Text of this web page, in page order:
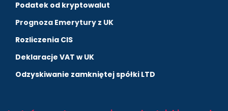
Podatek od kryptowalut
Prognoza Emerytury z UK
Rozliczenia CIS
Deklaracje VAT w UK
Odzyskiwanie zamkniętej spółki LTD